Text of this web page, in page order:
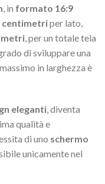
, in formato 16:9
centimetriper lato,
, per un totale tela
di sviluppare una
in larghezza è
eleganti , diventa
qualità e
di uno schermo
unicamente nel